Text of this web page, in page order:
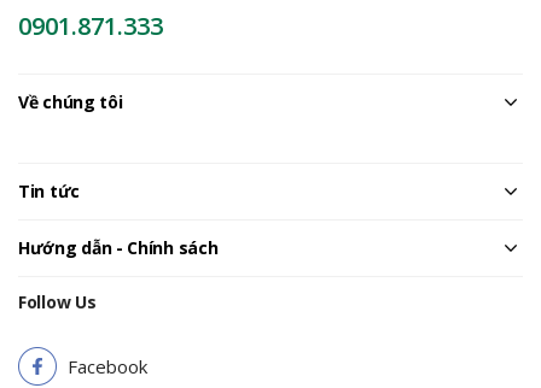
0901.871.333
Về chúng tôi
Tin tức
Hướng dẫn - Chính sách
Follow Us
Facebook